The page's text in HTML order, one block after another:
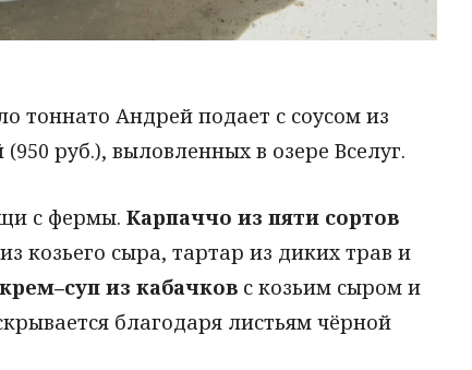
тоннато Андрей подает с соусом из
руб.), выловленных в озере Вселуг.
с фермы. Карпаччо из пяти сортов
козьего сыра, тартар из диких трав и
из кабачков с козьим сыром и
благодаря листьям чёрной